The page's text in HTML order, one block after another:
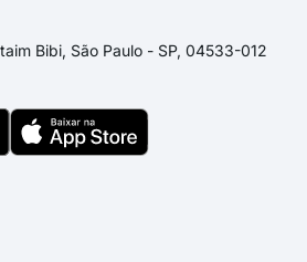
Bibi, São Paulo - SP, 04533-012